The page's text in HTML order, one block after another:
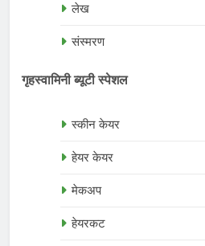
लेख
संस्मरण
गृहस्वामिनी ब्यूटी स्पेशल
स्कीन केयर
हेयर केयर
मेकअप
हेयरकट